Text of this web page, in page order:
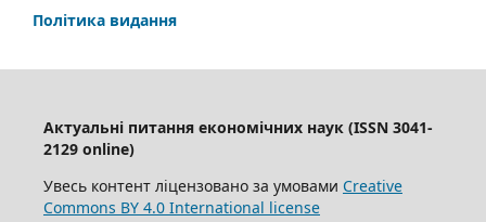
Політика видання
Актуальні питання економічних наук (ISSN 3041-
2129 online)
Увесь контент ліцензовано за умовами Creative
Commons BY 4.0 International license